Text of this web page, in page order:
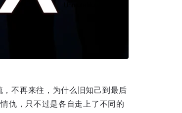
Disable captionsEnable
不再来往，为什么旧知己到最后
仇，只不过是各自走上了不同的